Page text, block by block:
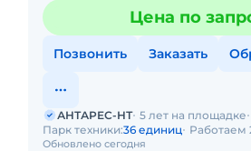
Цена по
Позвонить Заказать
Обновлено сегодня
АНТАРЕС-НТ 5 лет на площадке
Парк техники:36 единиц Работаем